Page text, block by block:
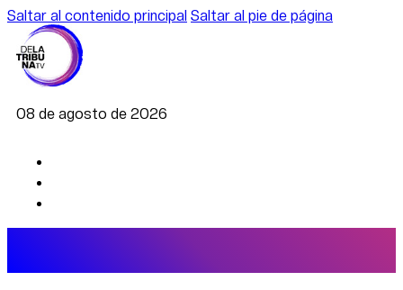
Saltar al contenido principal Saltar al pie de página
08 de agosto de 2026